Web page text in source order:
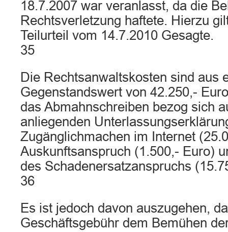
18.7.2007 war veranlasst, da die
Rechtsverletzung haftete. Hierzu
Teilurteil vom 14.7.2010 Gesagte.
35
Die Rechtsanwaltskosten sind aus
Gegenstandswert von 42.250,-
das Abmahnschreiben bezog sich
anliegenden
Zugänglichmachen im Internet
Auskunftsanspruch (1.500,- Euro)
des Schadenersatzanspruchs
36
Es ist jedoch davon auszugehen,
Geschäftsgebühr dem Bemühen